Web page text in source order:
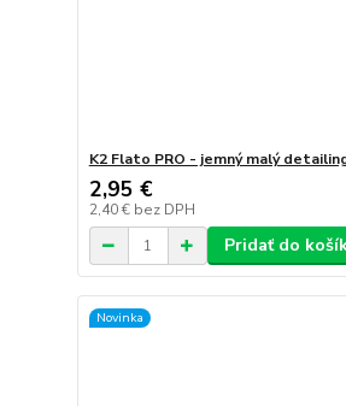
K2 Flato PRO - jemný malý
2,95 €
2,40 € bez DPH
Pridať do
Novinka